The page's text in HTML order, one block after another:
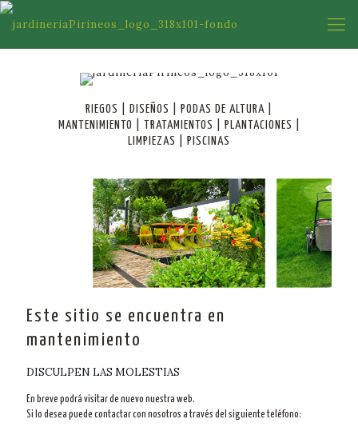
RIEGOS | DISEÑOS | PODAS DE ALTURA |
MANTENIMIENTO | TRATAMIENTOS | PLANTACIONES |
LIMPIEZAS | PISCINAS
Este sitio se encuentra en
mantenimiento
DISCULPEN LAS MOLESTIAS
En breve podrá visitar de nuevo nuestra web.
Si lo desea puede contactar con nosotros a través del siguiente teléfono: